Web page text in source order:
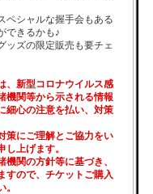
ペシャルな握手会もある
できるかも♪
ッズの限定販売も要チェ
、新型コロナウイルス感
機関等から示される情報
細心の注意を払い、対策
策にご理解とご協力をい
し上げます。
関の方針等に基づき、
すので、チケットご購入
。